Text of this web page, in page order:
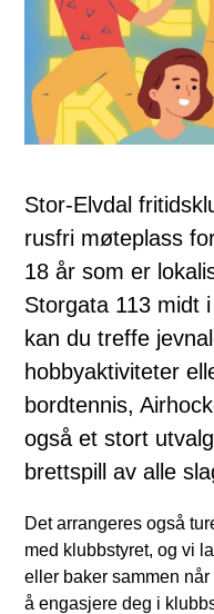
Stor-Elvdal
rusfri møteplass
18 år som er
Storgata 113 midt
kan du treffe
hobbyaktiviteter
bordtennis,
også et stort
brettspill av alle
Det arrangeres også
med klubbstyret, og vi
eller baker sammen når
å engasjere deg i